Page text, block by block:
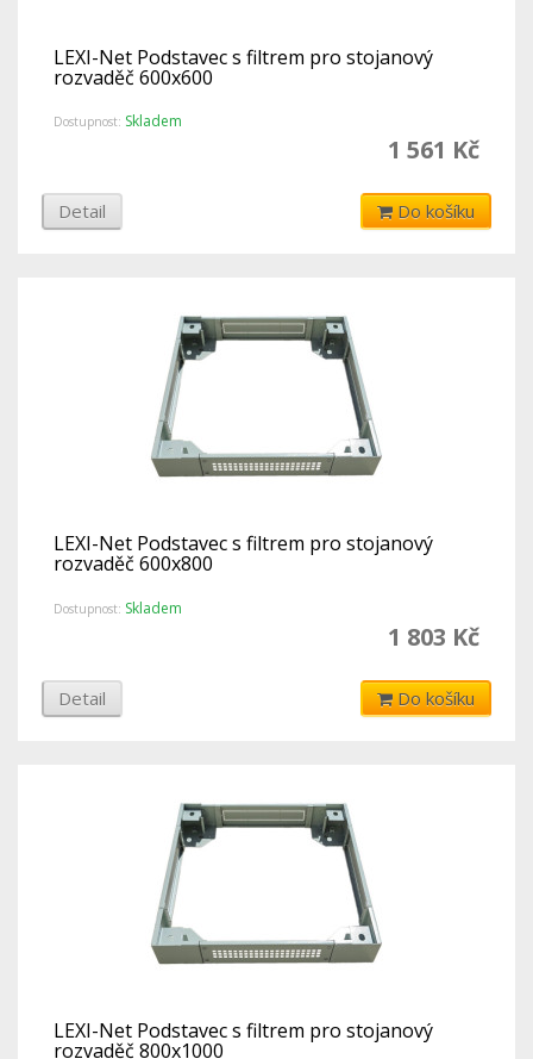
LEXI-Net Podstavec s filtrem pro stojanový
rozvaděč 600x600
Dostupnost: Skladem
1 561 Kč
Detail Do košíku
LEXI-Net Podstavec s filtrem pro stojanový
rozvaděč 600x800
Dostupnost: Skladem
1 803 Kč
Detail Do košíku
LEXI-Net Podstavec s filtrem pro stojanový
rozvaděč 800x1000